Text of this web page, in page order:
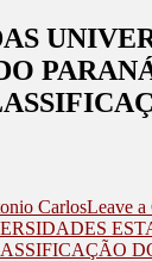
CarlosLeave a